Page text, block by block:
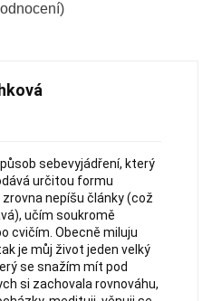
sebevyjádření, který
určitou formu
zrovna nepíšu články (což
učím soukromě
cvičím. Obecně miluju
je můj život jeden velký
se snažím mít pod
si zachovala rovnováhu,